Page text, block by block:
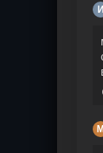
И
М